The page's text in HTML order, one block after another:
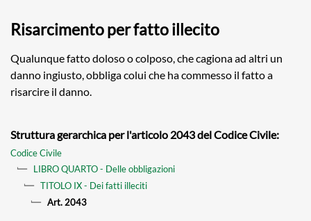
Risarcimento per fatto illecito
Qualunque fatto doloso o colposo, che cagiona ad altri un
danno ingiusto, obbliga colui che ha commesso il fatto a
risarcire il danno.
Struttura gerarchica per l'articolo 2043 del Codice Civile:
Codice Civile
LIBRO QUARTO - Delle obbligazioni
TITOLO IX - Dei fatti illeciti
Art. 2043